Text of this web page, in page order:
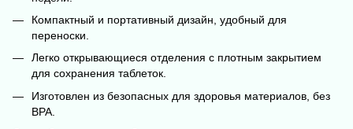
Компактный и портативный дизайн, удобный для
переноски.
Легко открывающиеся отделения с плотным закрытием
для сохранения таблеток.
Изготовлен из безопасных для здоровья материалов, без
BPA.